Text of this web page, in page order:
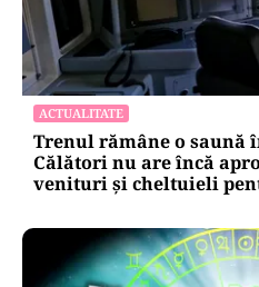
ACTUALITATE
Trenul rămâne o saună
Călători nu are încă
venituri și cheltuieli